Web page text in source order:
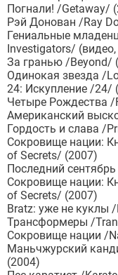
Погнали! /Getaway/
Рэй Донован /Ray
Гениальные
Investigators/
За гранью /Beyond/
Одинокая звезда /
24: Искупление /24/
Четыре Рождества /
Американский
Гордость и слава /
Сокровище нации:
of Secrets/ (2007)
Последний
Сокровище нации:
of Secrets/ (2007)
Bratz: уже не куклы
Трансформеры /
Сокровище нации /
Маньчжурский
(2004)